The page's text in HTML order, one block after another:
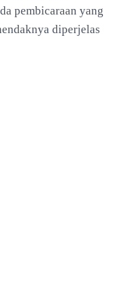
pembicaraan yang
diperjelas